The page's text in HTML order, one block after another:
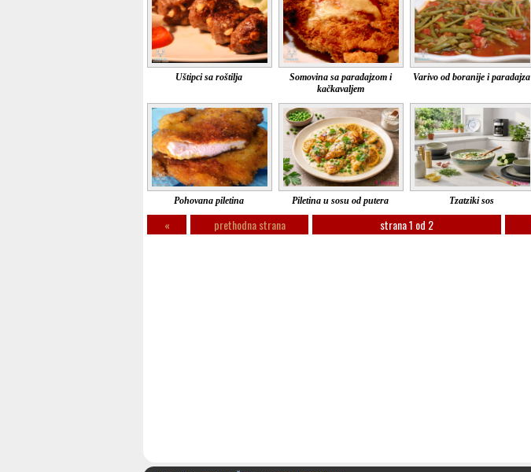
Uštipci sa roštilja
Somovina sa paradajzom i
kačkavaljem
Varivo od boranije i paradajza
Pohovana piletina Piletina u sosu od putera Tzatziki sos
« prethodna strana strana 1 od 2